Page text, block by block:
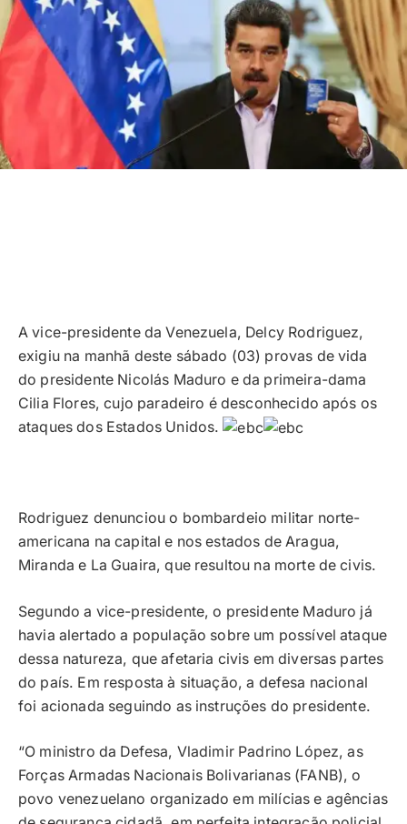
A vice-presidente da Venezuela, Delcy Rodriguez,
exigiu na manhã deste sábado (03) provas de vida
do presidente Nicolás Maduro e da primeira-dama
Cilia Flores, cujo paradeiro é desconhecido após os
ataques dos Estados Unidos.
Rodriguez denunciou o bombardeio militar norte-
americana na capital e nos estados de Aragua,
Miranda e La Guaira, que resultou na morte de civis.
Segundo a vice-presidente, o presidente Maduro já
havia alertado a população sobre um possível ataque
dessa natureza, que afetaria civis em diversas partes
do país. Em resposta à situação, a defesa nacional
foi acionada seguindo as instruções do presidente.
“O ministro da Defesa, Vladimir Padrino López, as
Forças Armadas Nacionais Bolivarianas (FANB), o
povo venezuelano organizado em milícias e agências